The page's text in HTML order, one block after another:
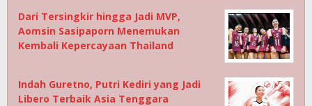
Dari Tersingkir hingga Jadi MVP,
Aomsin Sasipaporn Menemukan
Kembali Kepercayaan Thailand
Indah Guretno, Putri Kediri yang Jadi
Libero Terbaik Asia Tenggara